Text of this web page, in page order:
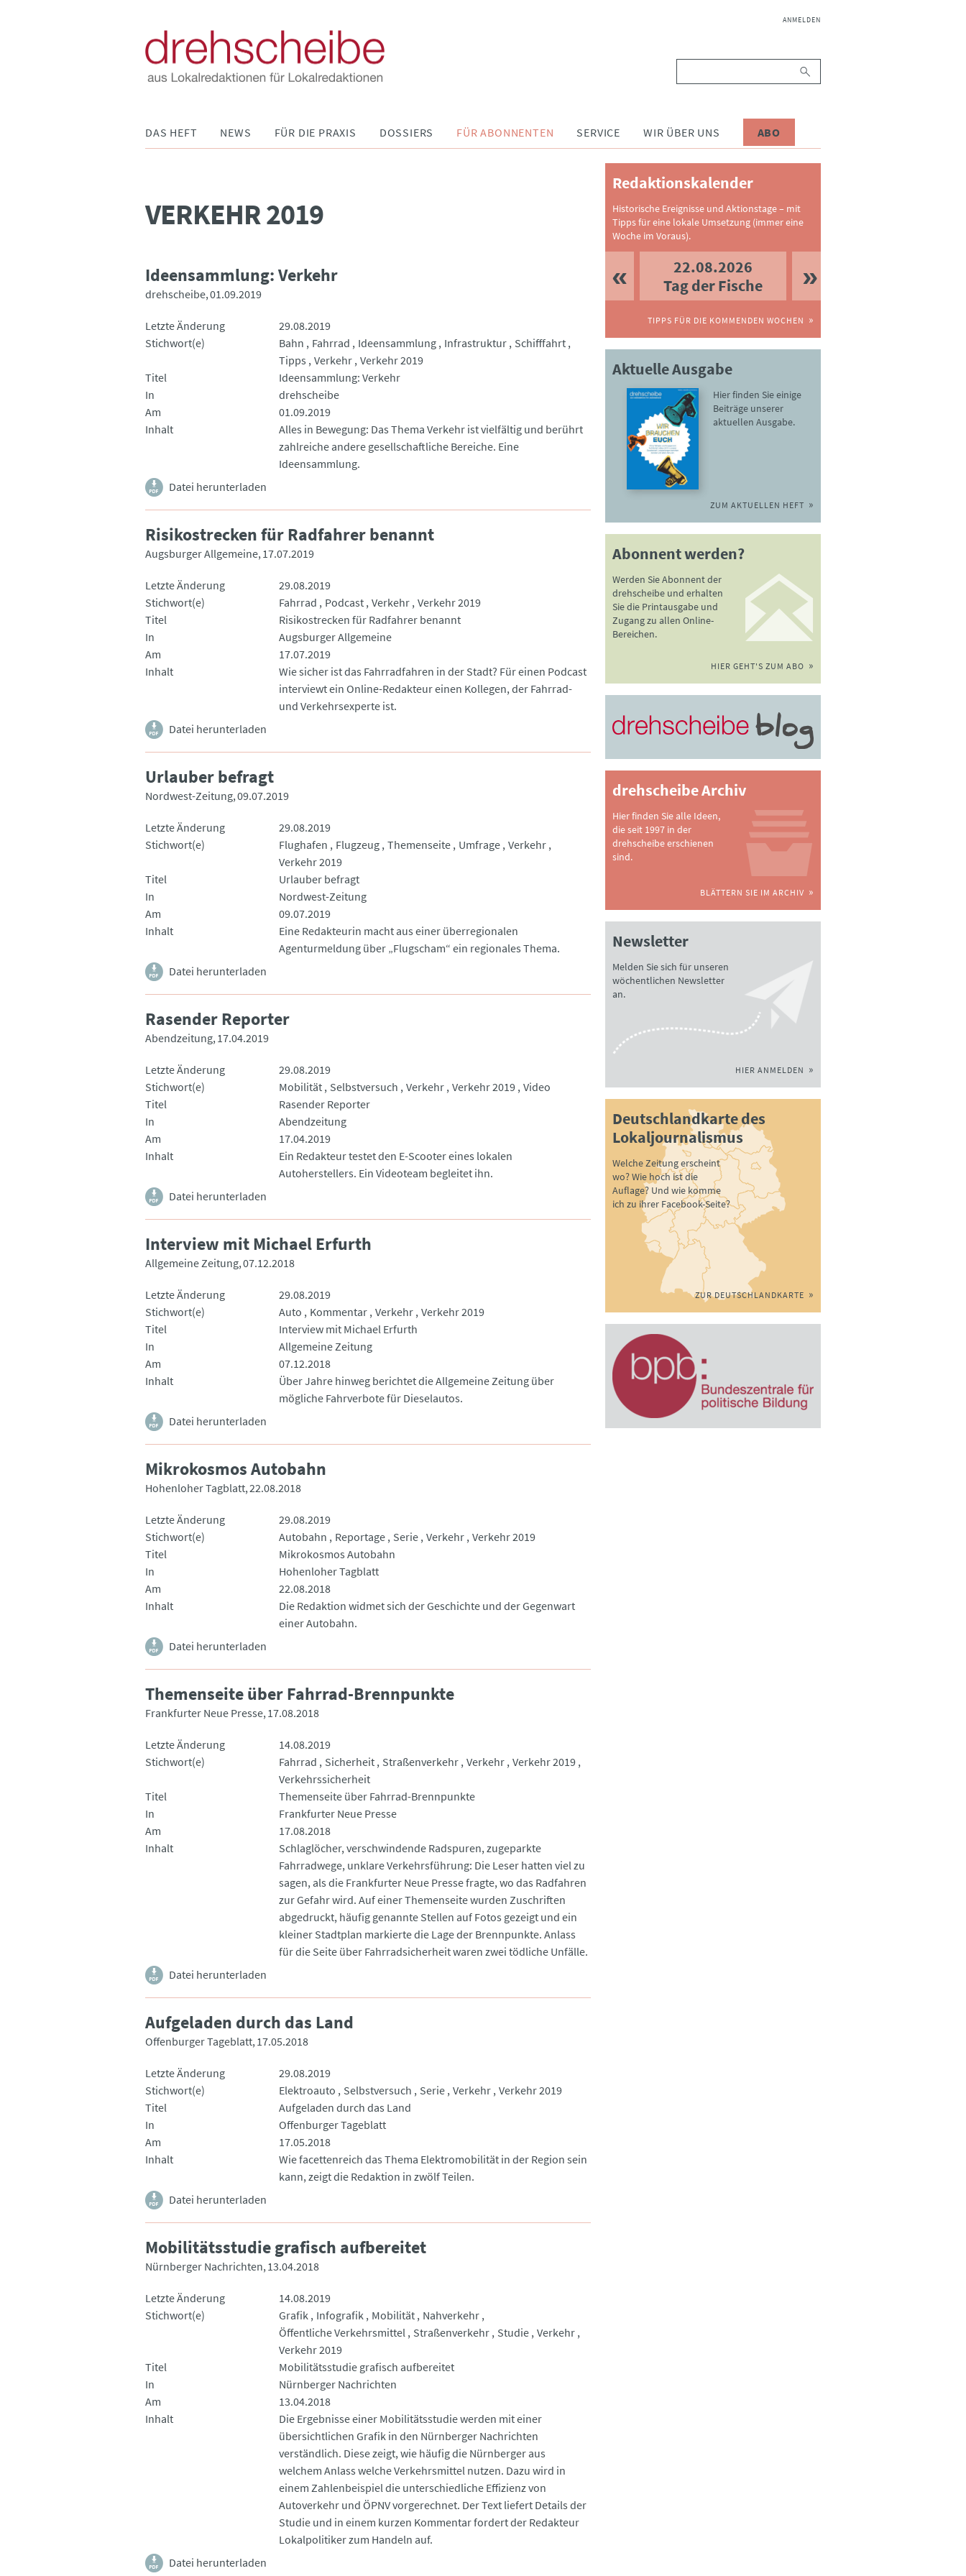
NAVIGATION
ANMELDEN
DAS HEFT NEWS FÜR DIE PRAXIS DOSSIERS FÜR ABONNENTEN SERVICE WIR ÜBER UNS ABO
VERKEHR 2019
Ideensammlung: Verkehr
drehscheibe 01.09.2019
Letzte Änderung
29.08.2019
Stichwort(e)
Bahn Fahrrad Ideensammlung Infrastruktur
Schifffahrt
Tipps Verkehr Verkehr 2019
Titel
Ideensammlung: Verkehr
In
drehscheibe
Am
01.09.2019
Inhalt
Alles in Bewegung: Das Thema Verkehr ist vielfältig und berührt
zahlreiche andere gesellschaftliche Bereiche. Eine
Ideensammlung.
Datei herunterladen
Risikostrecken für Radfahrer benannt
Augsburger Allgemeine 17.07.2019
Letzte Änderung
29.08.2019
Stichwort(e)
Fahrrad Podcast Verkehr Verkehr 2019
Titel
Risikostrecken für Radfahrer benannt
In
Augsburger Allgemeine
Am
17.07.2019
Inhalt
Wie sicher ist das Fahrradfahren in der Stadt? Für einen Podcast
interviewt ein Online-Redakteur einen Kollegen, der Fahrrad-
und Verkehrsexperte ist.
Datei herunterladen
Urlauber befragt
Nordwest-Zeitung 09.07.2019
Letzte Änderung
29.08.2019
Stichwort(e)
Flughafen Flugzeug Themenseite Umfrage Verkehr
Verkehr 2019
Titel
Urlauber befragt
In
Nordwest-Zeitung
Am
09.07.2019
Inhalt
Eine Redakteurin macht aus einer überregionalen
Agenturmeldung über „Flugscham“ ein regionales Thema.
Datei herunterladen
Rasender Reporter
Abendzeitung 17.04.2019
Letzte Änderung
29.08.2019
Stichwort(e)
Mobilität Selbstversuch Verkehr Verkehr 2019 Video
Titel
Rasender Reporter
In
Abendzeitung
Am
17.04.2019
Inhalt
Ein Redakteur testet den E-Scooter eines lokalen
Autoherstellers. Ein Videoteam begleitet ihn.
Datei herunterladen
Interview mit Michael Erfurth
Allgemeine Zeitung 07.12.2018
Letzte Änderung
29.08.2019
Stichwort(e)
Auto Kommentar Verkehr Verkehr 2019
Titel
Interview mit Michael Erfurth
In
Allgemeine Zeitung
Am
07.12.2018
Inhalt
Über Jahre hinweg berichtet die Allgemeine Zeitung über
mögliche Fahrverbote für Dieselautos.
Datei herunterladen
Mikrokosmos Autobahn
Hohenloher Tagblatt 22.08.2018
Letzte Änderung
29.08.2019
Stichwort(e)
Autobahn Reportage Serie Verkehr Verkehr 2019
Titel
Mikrokosmos Autobahn
In
Hohenloher Tagblatt
Am
22.08.2018
Inhalt
Die Redaktion widmet sich der Geschichte und der Gegenwart
einer Autobahn.
Datei herunterladen
Themenseite über Fahrrad-Brennpunkte
Frankfurter Neue Presse 17.08.2018
Letzte Änderung
14.08.2019
Stichwort(e)
Fahrrad Sicherheit Straßenverkehr Verkehr Verkehr 2019
Verkehrssicherheit
Titel
Themenseite über Fahrrad-Brennpunkte
In
Frankfurter Neue Presse
Am
17.08.2018
Inhalt
Schlaglöcher, verschwindende Radspuren, zugeparkte
Fahrradwege, unklare Verkehrsführung: Die Leser hatten viel zu
sagen, als die Frankfurter Neue Presse fragte, wo das Radfahren
zur Gefahr wird. Auf einer Themenseite wurden Zuschriften
abgedruckt, häufig genannte Stellen auf Fotos gezeigt und ein
kleiner Stadtplan markierte die Lage der Brennpunkte. Anlass
für die Seite über Fahrradsicherheit waren zwei tödliche Unfälle.
Datei herunterladen
Aufgeladen durch das Land
Offenburger Tageblatt 17.05.2018
Letzte Änderung
29.08.2019
Stichwort(e)
Elektroauto Selbstversuch Serie Verkehr Verkehr 2019
Titel
Aufgeladen durch das Land
In
Offenburger Tageblatt
Am
17.05.2018
Inhalt
Wie facettenreich das Thema Elektromobilität in der Region sein
kann, zeigt die Redaktion in zwölf Teilen.
Datei herunterladen
Mobilitätsstudie grafisch aufbereitet
Nürnberger Nachrichten 13.04.2018
Letzte Änderung
14.08.2019
Stichwort(e)
Grafik Infografik Mobilität
Nahverkehr
Öffentliche Verkehrsmittel
Straßenverkehr Studie Verkehr
Verkehr 2019
Titel
Mobilitätsstudie grafisch aufbereitet
In
Nürnberger Nachrichten
Am
13.04.2018
Inhalt
Die Ergebnisse einer Mobilitätsstudie werden mit einer
übersichtlichen Grafik in den Nürnberger Nachrichten
verständlich. Diese zeigt, wie häufig die Nürnberger aus
welchem Anlass welche Verkehrsmittel nutzen. Dazu wird in
einem Zahlenbeispiel die unterschiedliche Effizienz von
Autoverkehr und ÖPNV vorgerechnet. Der Text liefert Details der
Studie und in einem kurzen Kommentar fordert der Redakteur
Lokalpolitiker zum Handeln auf.
Datei herunterladen
Redaktionskalender
Historische Ereignisse und Aktionstage – mit
Tipps für eine lokale Umsetzung (immer eine
Woche im Voraus).
22.08.2026
Tag der Fische
TIPPS FÜR DIE KOMMENDEN WOCHEN
Aktuelle Ausgabe
Hier finden Sie einige
Beiträge unserer
aktuellen Ausgabe.
ZUM AKTUELLEN HEFT
Abonnent werden?
Werden Sie Abonnent der
drehscheibe und erhalten
Sie die Printausgabe und
Zugang zu allen Online-
Bereichen.
HIER GEHT'S ZUM ABO
drehscheibe Archiv
Hier finden Sie alle Ideen,
die seit 1997 in der
drehscheibe erschienen
sind.
BLÄTTERN SIE IM ARCHIV
Newsletter
Melden Sie sich für unseren
wöchentlichen Newsletter
an.
HIER ANMELDEN
Deutschlandkarte des
Lokaljournalismus
Welche Zeitung erscheint
wo? Wie hoch ist die
Auflage? Und wie komme
ich zu ihrer Facebook-Seite?
ZUR DEUTSCHLANDKARTE